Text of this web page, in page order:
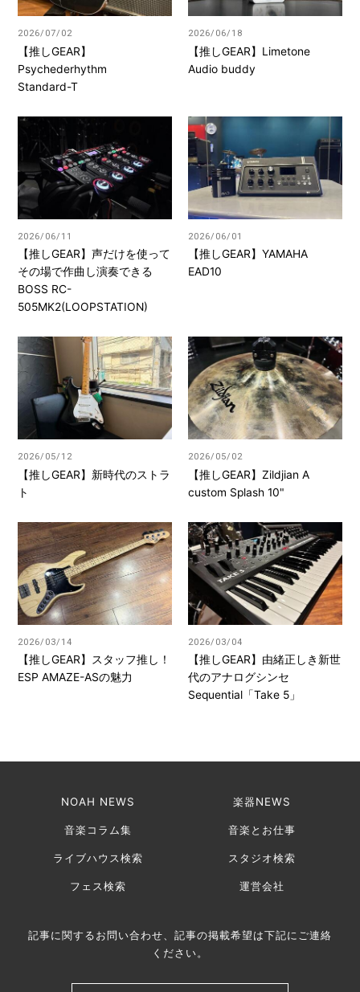
2026/07/02
【推しGEAR】
Psychederhythm
Standard-T
2026/06/18
【推しGEAR】Limetone
Audio buddy
2026/06/11
【推しGEAR】声だけを使って
その場で作曲し演奏できる
BOSS RC-
505MK2(LOOPSTATION)
2026/06/01
【推しGEAR】YAMAHA
EAD10
2026/05/12
【推しGEAR】新時代のストラ
ト
2026/05/02
【推しGEAR】Zildjian A
custom Splash 10"
2026/03/14
【推しGEAR】スタッフ推し！
ESP AMAZE-ASの魅力
2026/03/04
【推しGEAR】由緒正しき新世
代のアナログシンセ
Sequential「Take 5」
NOAH NEWS 楽器NEWS
音楽コラム集 音楽とお仕事
ライブハウス検索 スタジオ検索
フェス検索 運営会社
記事に関するお問い合わせ、記事の掲載希望は下記にご連絡
ください。